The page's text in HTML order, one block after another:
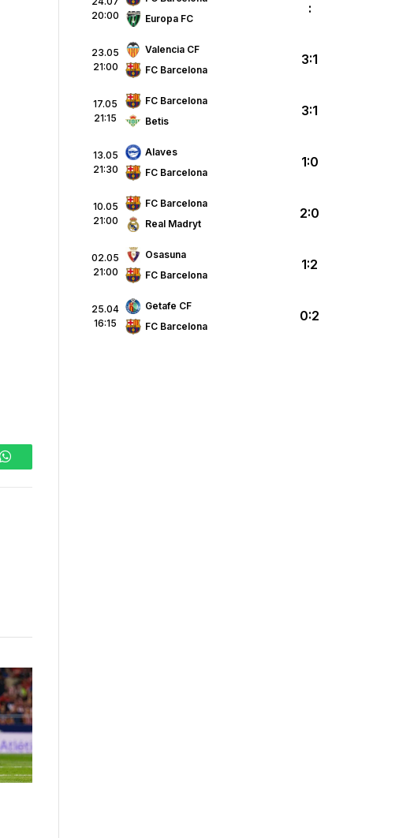
WhatsApp
20:00
Europa FC
:
23.05
21:00
Valencia CF
FC Barcelona
3:1
17.05
21:15
FC Barcelona
Betis
3:1
13.05
21:30
Alaves
FC Barcelona
1:0
10.05
21:00
FC Barcelona
Real Madryt
2:0
02.05
21:00
Osasuna
FC Barcelona
1:2
25.04
16:15
Getafe CF
FC Barcelona
0:2